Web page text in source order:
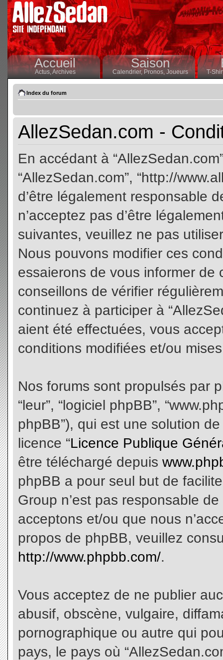
Accueil
Actus,Archives
Saison
Calendrier,Pronos, Joueurs T-
Index du forum
AllezSedan.com -
En accédant à
“AllezSedan.com”, “http://
d’être légalement responsable
n’acceptez pas d’être
suivantes, veuillez ne pas
Nous pouvons modifier ces
essaierons de vous informer
conseillons de vérifier
continuez à participer à
aient été effectuées, vous
conditions modifiées et/ou
Nos forums sont propulsés par
“leur”, “logiciel phpBB”,
phpBB”), qui est une solution
licence “Licence Publique
être téléchargé depuis
phpBB a pour seul but de
Group n’est pas responsable
acceptons et/ou que nous
propos de phpBB, veuillez
http://www.phpbb.com/.
Vous acceptez de ne publier
abusif, obscène, vulgaire,
pornographique ou autre qui
pays, le pays où